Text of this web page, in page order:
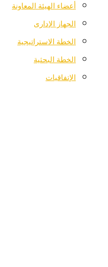
أعضاء الهيئة المعاونة
الجهاز الإدارى
الخطة الاستراتيجية
الخطة البحثية
الإتفاقيات